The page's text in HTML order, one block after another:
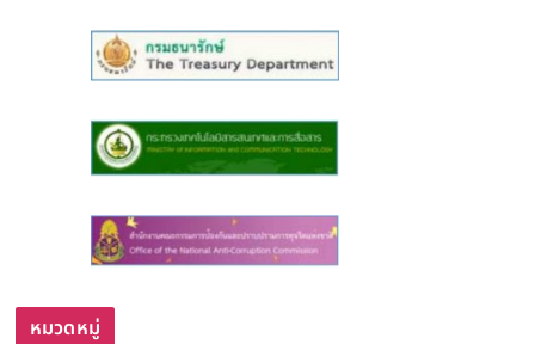
หมวดหมู่